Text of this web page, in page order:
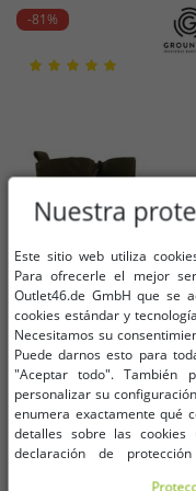
-81%
Tallas disponibles
36 37 38 39 42
Nuestra
Este sitio web utiliza
Para ofrecerle el mejor
Outlet46.de GmbH que se
cookies estándar y
Necesitamos su
Puede darnos esto para
"Aceptar todo". También
personalizar su
enumera exactamente qué
detalles sobre las cookies
declaración de